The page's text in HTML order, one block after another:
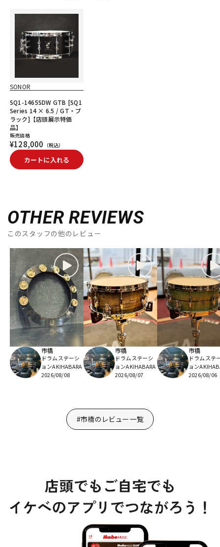
SONOR
SQ1-1465SDW GTB [SQ1
Series 14 × 6.5 / GT・ブ
ラック]【店頭展示特価
品】
販売価格
¥128,000 （税込）
カートに入れる
OTHER REVIEWS
このスタッフの他のレビュー
市橋
ドラムステーシ
ョンAKIHABARA
2026/08/08
市橋
ドラムステーシ
ョンAKIHABARA
2026/08/07
市橋
ドラムステ
ョン
2026/08/06
#市橋のレビュー一覧